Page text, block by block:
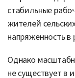
стабильные
жителей
напряженность в
Однако
не существует в